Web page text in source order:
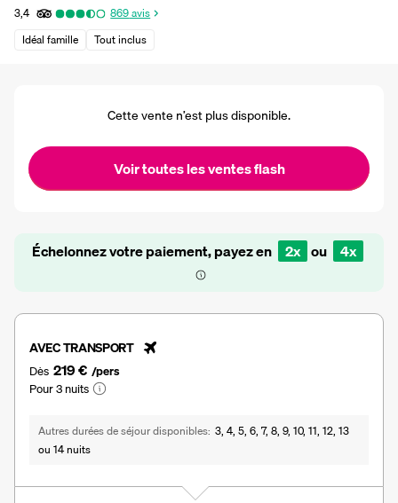
3,4 869avis
Idéal famille
Tout inclus
Cette vente n’est plus disponible.
Voir toutes les ventes flash
Échelonnez votre paiement, payez en 2x ou 4x
AVEC TRANSPORT
Dès 219 € /pers
Pour 3 nuits
Autres durées de séjour disponibles 3, 4, 5, 6, 7, 8, 9, 10, 11, 12, 13
ou 14 nuits